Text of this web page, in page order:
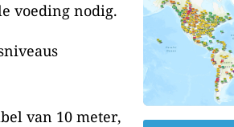
voeding nodig.
van 10 meter,